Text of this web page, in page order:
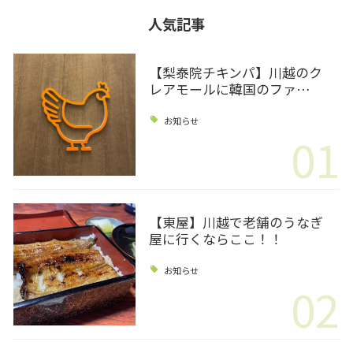
人気記事
【梨泰院チキンパ】川越のク
レアモールに韓国のファ…
お知らせ
01
【東屋】川越で老舗のうなぎ
屋に行くならここ！！
お知らせ
02